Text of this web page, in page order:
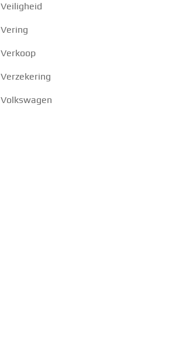
Veiligheid
Vering
Verkoop
Verzekering
Volkswagen